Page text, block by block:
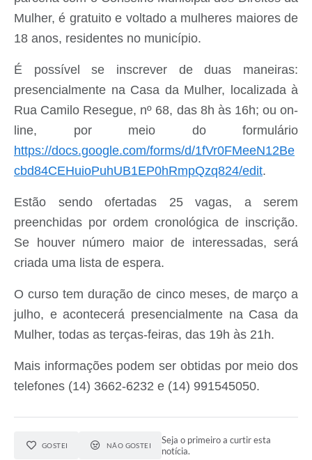
Mulher, é gratuito e voltado a mulheres maiores de
18 anos, residentes no município.
É possível se inscrever de duas maneiras:
presencialmente na Casa da Mulher, localizada à
Rua Camilo Resegue, nº 68, das 8h às 16h; ou on-
line, por meio do formulário
https://docs.google.com/forms/d/1fVr0FMeeN12Be
cbd84CEHuioPuhUB1EP0hRmpQzq824/edit.
Estão sendo ofertadas 25 vagas, a serem
preenchidas por ordem cronológica de inscrição.
Se houver número maior de interessadas, será
criada uma lista de espera.
O curso tem duração de cinco meses, de março a
julho, e acontecerá presencialmente na Casa da
Mulher, todas as terças-feiras, das 19h às 21h.
Mais informações podem ser obtidas por meio dos
telefones (14) 3662-6232 e (14) 991545050.
GOSTEI NÃO GOSTEI
Seja o primeiro a curtir esta
notícia.